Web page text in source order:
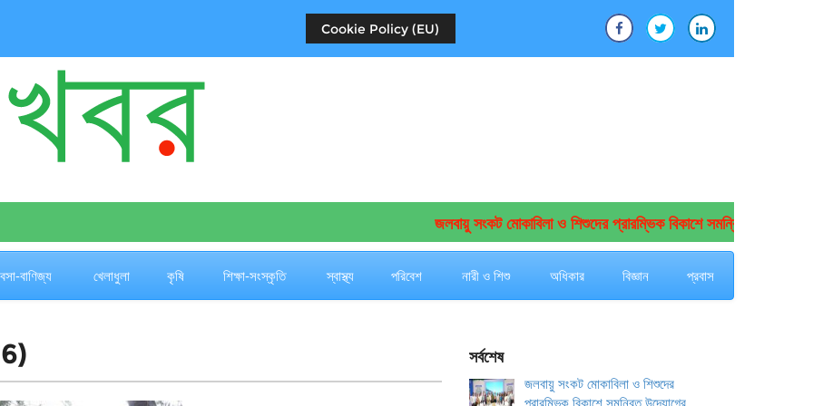
Cookie Policy (EU)
জলবায়ু সংকট মোকাবিলা ও শিশুদের প্রারম্ভিক বিকাশে সমন্বিত উদ্যোগের
বাণিজ্য খেলাধুলা কৃষি শিক্ষা-সংস্কৃতি স্বাস্থ্য পরিবেশ নারী ও শিশু অধিকার বিজ্ঞান প্রবাস
সর্বশেষ
জলবায়ু সংকট মোকাবিলা ও শিশুদের
প্রারম্ভিক বিকাশে সমন্বিত উদ্যোগের